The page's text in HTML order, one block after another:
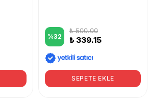
%32
₺ 500.00
₺ 339.15
SEPETE EKLE